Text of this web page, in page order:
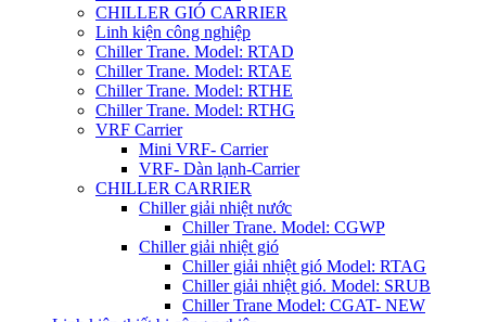
CHILLER GIÓ CARRIER
Linh kiện công nghiệp
Chiller Trane. Model: RTAD
Chiller Trane. Model: RTAE
Chiller Trane. Model: RTHE
Chiller Trane. Model: RTHG
VRF Carrier
Mini VRF- Carrier
VRF- Dàn lạnh-Carrier
CHILLER CARRIER
Chiller giải nhiệt nước
Chiller Trane. Model: CGWP
Chiller giải nhiệt gió
Chiller giải nhiệt gió Model: RTAG
Chiller giải nhiệt gió. Model: SRUB
Chiller Trane Model: CGAT- NEW